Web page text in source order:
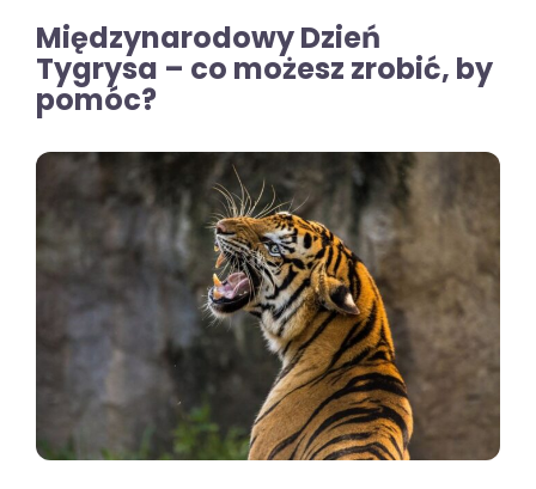
Międzynarodowy Dzień
Tygrysa – co możesz zrobić, by
pomóc?